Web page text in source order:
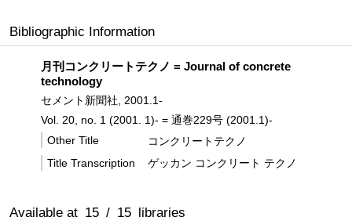
Bibliographic Information
月刊コンクリートテクノ = Journal of concrete
technology
セメント新聞社, 2001.1-
Vol. 20, no. 1 (2001. 1)- = 通巻229号 (2001.1)-
Other Title
コンクリートテクノ
Title Transcription
ゲッカン コンクリート テクノ
Available at 15 / 15 libraries